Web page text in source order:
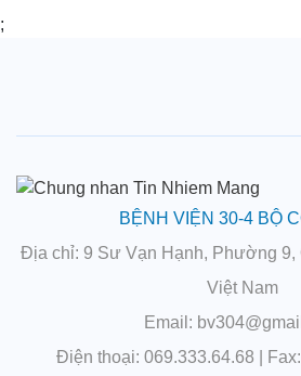
BỆNH VIỆN 30-4 BỘ
: 9 Sư Vạn Hạnh, Phường 9,
Việt Nam
Email: